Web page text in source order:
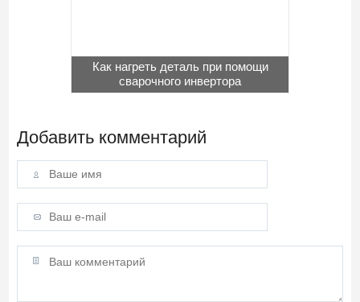
Как нагреть деталь при помощи
сварочного инвертора
Добавить комментарий